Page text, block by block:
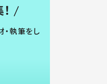
・執筆をし